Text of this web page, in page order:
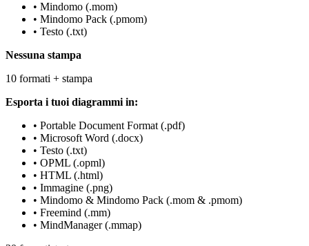
• Mindomo (.mom)
• Mindomo Pack (.pmom)
• Testo (.txt)
Nessuna stampa
10 formati + stampa
Esporta i tuoi diagrammi in:
• Portable Document Format (.pdf)
• Microsoft Word (.docx)
• Testo (.txt)
• OPML (.opml)
• HTML (.html)
• Immagine (.png)
• Mindomo & Mindomo Pack (.mom & .pmom)
• Freemind (.mm)
• MindManager (.mmap)